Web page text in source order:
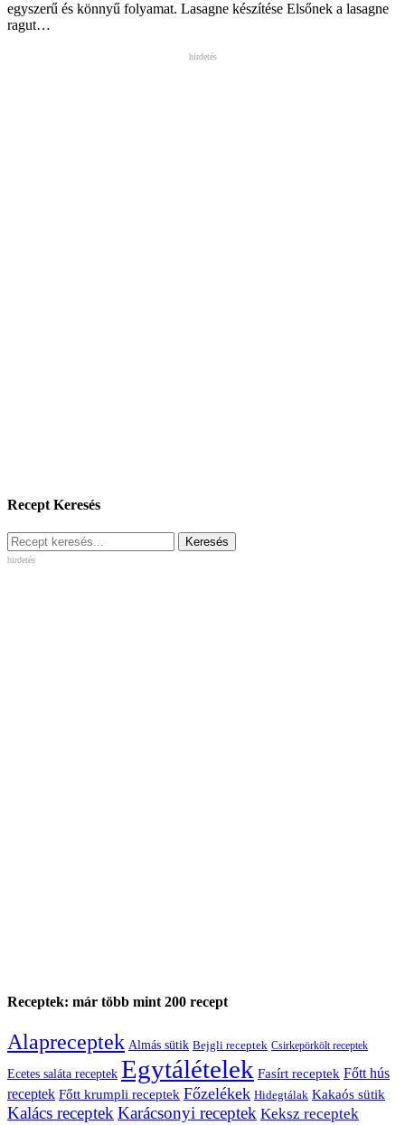
egyszerű és könnyű folyamat. Lasagne készítése Elsőnek a lasagne
ragut…
hirdetés
Recept Keresés
hirdetés
Receptek: már több mint 200 recept
Alapreceptek Almás sütik Bejgli receptek Csirkepörkölt receptek
Ecetes saláta receptek Egytálételek Fasírt receptek Főtt hús
receptek Főtt krumpli receptek Főzelékek Hidegtálak Kakaós sütik
Kalács receptek Karácsonyi receptek Keksz receptek